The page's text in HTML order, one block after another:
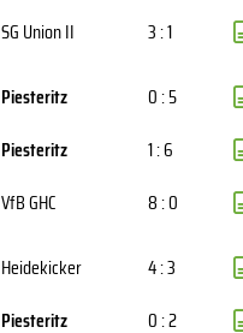
SG Union II
3 : 1
Piesteritz
0 : 5
Piesteritz
1 : 6
VfB GHC
8 : 0
Heidekicker
4 : 3
Piesteritz
0 : 2